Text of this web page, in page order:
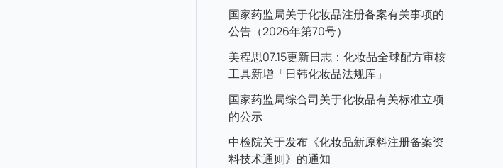
国家药监局关于化妆品注册备案有关事项的
公告（2026年第70号）
美程思07.15更新日志：化妆品全球配方审核
工具新增「日韩化妆品法规库」
国家药监局综合司关于化妆品有关标准立项
的公示
中检院关于发布《化妆品新原料注册备案资
料技术通则》的通知